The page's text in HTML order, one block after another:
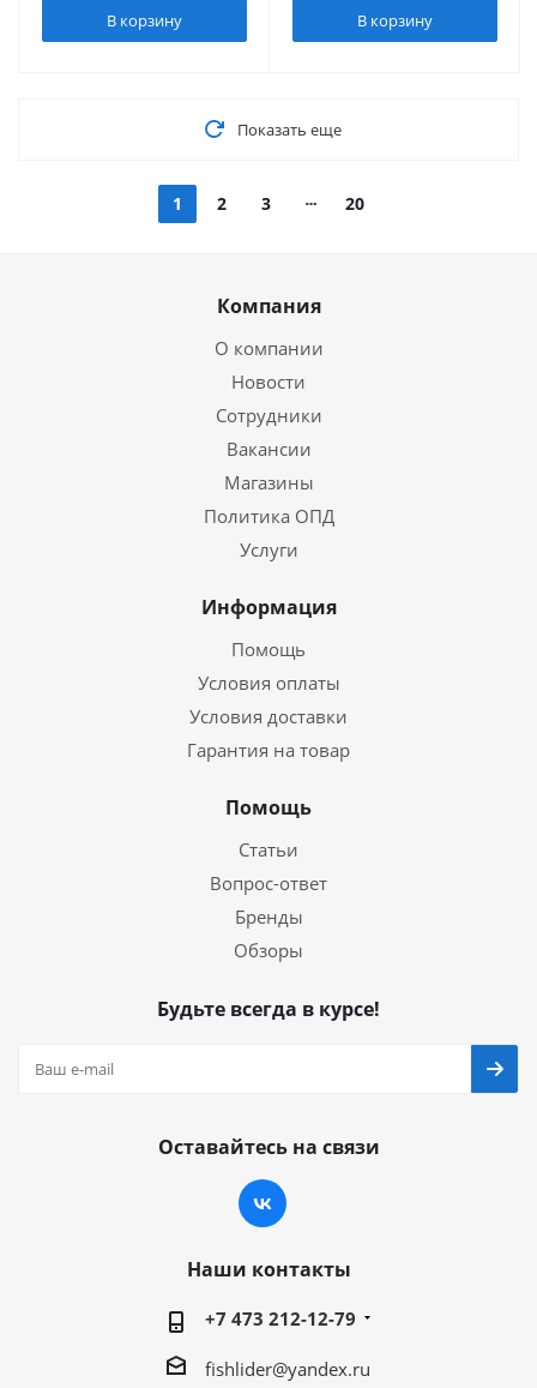
В корзину В корзину
Показать еще
1 2 3 20
Компания
О компании
Новости
Сотрудники
Вакансии
Магазины
Политика ОПД
Услуги
Информация
Помощь
Условия оплаты
Условия доставки
Гарантия на товар
Помощь
Статьи
Вопрос-ответ
Бренды
Обзоры
Будьте всегда в курсе!
Оставайтесь на связи
Наши контакты
+7 473 212-12-79
fishlider@yandex.ru